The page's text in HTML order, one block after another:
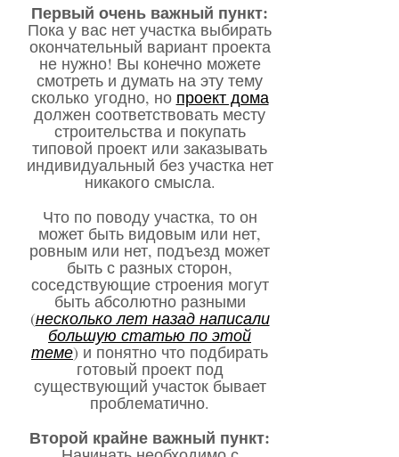
Первый очень важный пункт:
Пока у вас нет участка выбирать
окончательный вариант проекта
не нужно! Вы конечно можете
смотреть и думать на эту тему
сколько угодно, но проект дома
должен соответствовать месту
строительства и покупать
типовой проект или заказывать
индивидуальный без участка нет
никакого смысла.
Что по поводу участка, то он
может быть видовым или нет,
ровным или нет, подъезд может
быть с разных сторон,
соседствующие строения могут
быть абсолютно разными
(несколько лет назад написали
большую статью по этой
теме) и понятно что подбирать
готовый проект под
существующий участок бывает
проблематично.
Второй крайне важный пункт: